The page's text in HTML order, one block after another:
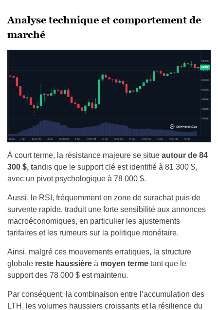
Analyse technique et comportement de
marché
À court terme, la résistance majeure se situe autour de 84
300 $, tandis que le support clé est identifié à 81 300 $,
avec un pivot psychologique à 78 000 $.
Aussi, le RSI, fréquemment en zone de surachat puis de
survente rapide, traduit une forte sensibilité aux annonces
macroéconomiques, en particulier les ajustements
tarifaires et les rumeurs sur la politique monétaire.
Ainsi, malgré ces mouvements erratiques, la structure
globale reste haussière à moyen terme tant que le
support des 78 000 $ est maintenu.
Par conséquent, la combinaison entre l’accumulation des
LTH, les volumes haussiers croissants et la résilience du